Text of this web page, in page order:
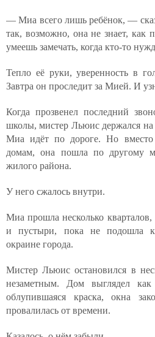
— Миа всего лишь ребёнок, —
так, возможно, она не знает,
умеешь замечать, когда кто-то
Тепло её руки, уверенность в
Завтра он проследит за Мией. И
Когда прозвенел последний
школы, мистер Льюис держался на
Миа идёт по дороге. Но вместо
домам, она пошла по другому
жилого района.
У него сжалось внутри.
Миа прошла несколько
и пустыри, пока не подошла
окраине города.
Мистер Льюис остановился в
незаметным. Дом выглядел
облупившаяся краска, окна
провалилась от времени.